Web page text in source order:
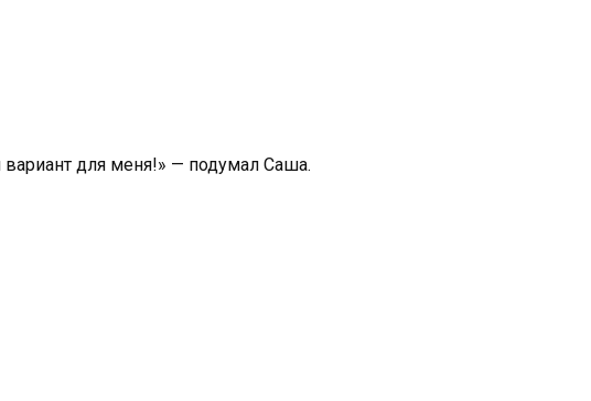
для меня!» — подумал Саша.